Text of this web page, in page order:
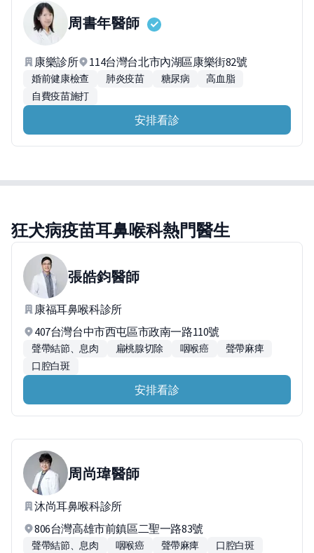
周書年醫師
康樂診所 114台灣台北市內湖區康樂街82號
婚前健康檢查 肺炎疫苗 糖尿病
高血脂
自費疫苗施打
安排看診
狂犬病疫苗耳鼻喉科熱門醫生
張皓鈞醫師
康福耳鼻喉科診所
407台灣台中市西屯區市政南一路110號
聲帶結節、息肉 扁桃腺切除 咽喉癌
聲帶麻痺
口腔白斑
安排看診
周尚瑋醫師
沐尚耳鼻喉科診所
806台灣高雄市前鎮區二聖一路83號
聲帶結節、息肉 咽喉癌 聲帶麻痺
口腔白斑